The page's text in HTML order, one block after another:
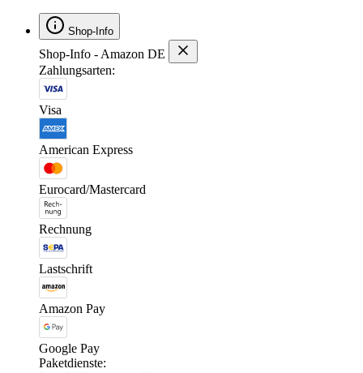
Shop-Info
Shop-Info - Amazon DE
Zahlungsarten:
Visa
American Express
Eurocard/Mastercard
Rechnung
Lastschrift
Amazon Pay
Google Pay
Paketdienste: